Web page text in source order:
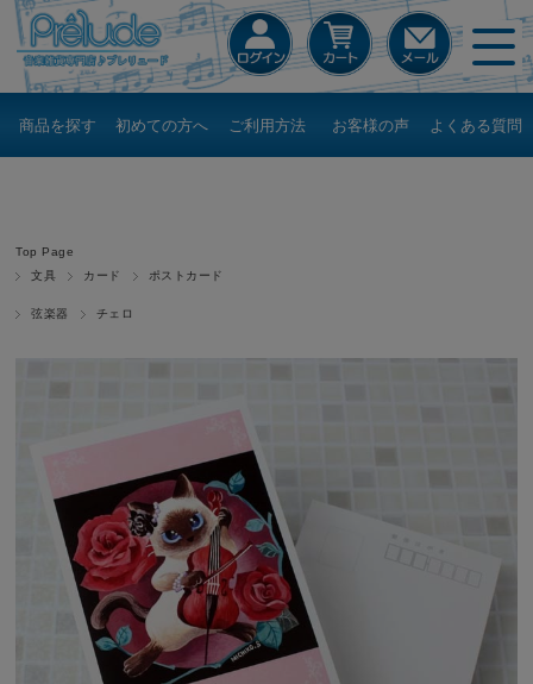
商品を探す 初めての方へ ご利用方法 お客様の声 よくある質問
Top Page
文具
カード ポストカード
弦楽器 チェロ